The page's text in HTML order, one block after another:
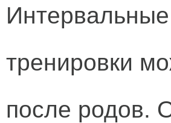
тренировки
после родов.